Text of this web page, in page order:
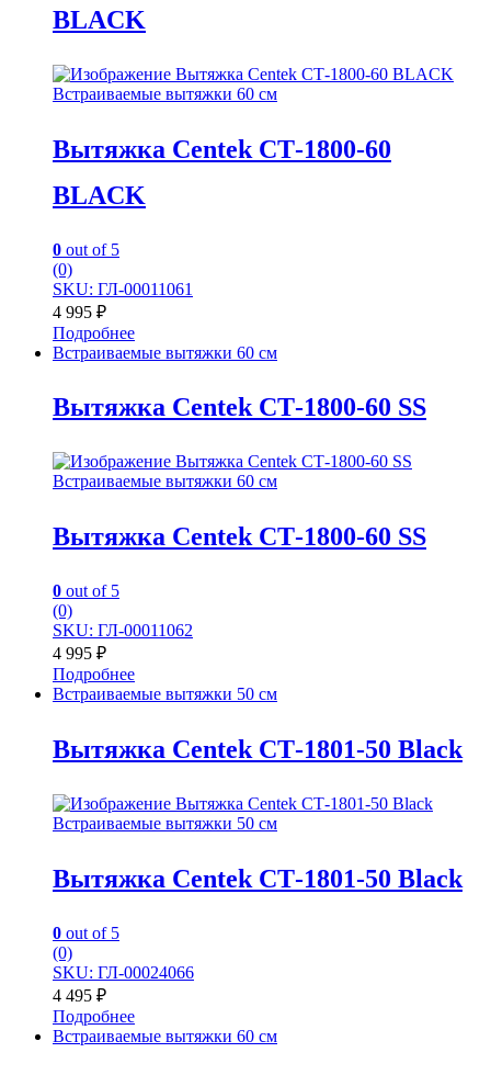
BLACK
Встраиваемые вытяжки 60 см
Вытяжка Centek СТ-1800-60
BLACK
0 out of 5
(0)
SKU: ГЛ-00011061
4 995 ₽
Подробнее
Встраиваемые вытяжки 60 см
Вытяжка Centek СТ-1800-60 SS
Встраиваемые вытяжки 60 см
Вытяжка Centek СТ-1800-60 SS
0 out of 5
(0)
SKU: ГЛ-00011062
4 995 ₽
Подробнее
Встраиваемые вытяжки 50 см
Вытяжка Centek СТ-1801-50 Black
Встраиваемые вытяжки 50 см
Вытяжка Centek СТ-1801-50 Black
0 out of 5
(0)
SKU: ГЛ-00024066
4 495 ₽
Подробнее
Встраиваемые вытяжки 60 см